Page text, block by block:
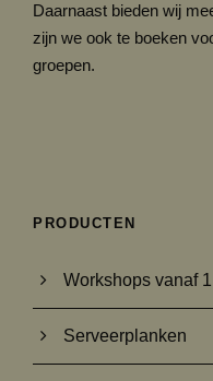
Daarnaast bieden wij
zijn we ook te boeken
groepen.
PRODUCTEN
Workshops vanaf
Serveerplanken